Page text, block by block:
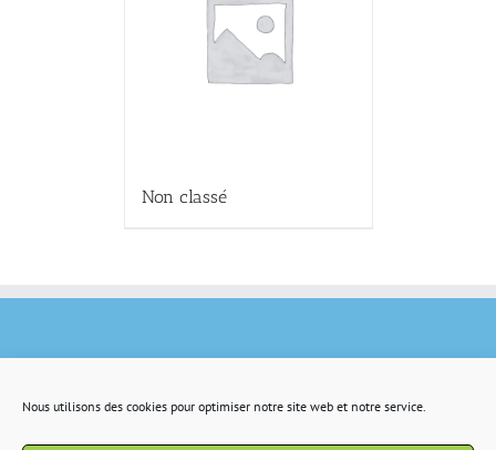
Nous utilisons des cookies pour optimiser notre site web et notre service.
Non classé